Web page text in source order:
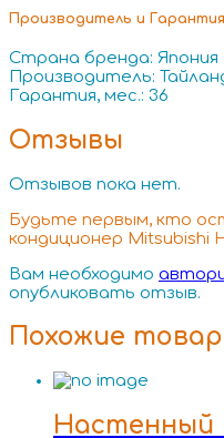
Производитель и Гарантия
Страна бренда: Япония
Производитель:
Гарантия, мес.: 36
Отзывы
Отзывов пока нет.
Будьте первым, кто
кондиционер Mitsubishi
Вам необходимо
опубликовать отзыв.
Похожие
Настенный